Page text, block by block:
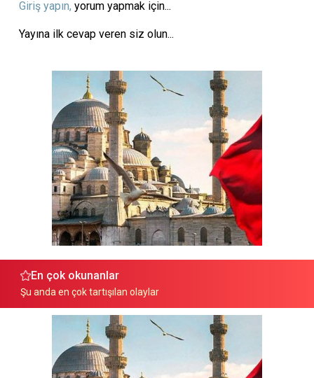
Giriş yapın, yorum yapmak için...
Yayına ilk cevap veren siz olun...
En çok okunanlar
Şu anda en çok tartışılan olaylar